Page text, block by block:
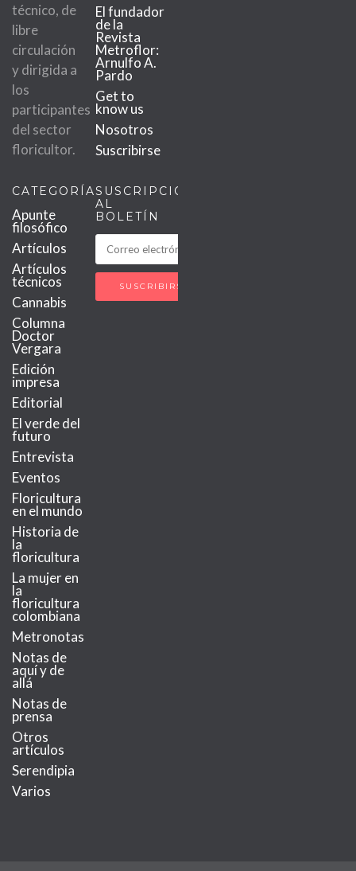
técnico, de
libre
circulación
y dirigida a
los
participantes
del sector
floricultor.
El fundador
de la
Revista
Metroflor:
Arnulfo A.
Pardo
Get to
know us
Nosotros
Suscribirse
CATEGORÍAS
Apunte
filosófico
Artículos
Artículos
técnicos
Cannabis
Columna
Doctor
Vergara
Edición
impresa
Editorial
El verde del
futuro
Entrevista
Eventos
Floricultura
en el mundo
Historia de
la
floricultura
La mujer en
la
floricultura
colombiana
Metronotas
Notas de
aquí y de
allá
Notas de
prensa
Otros
artículos
Serendipia
Varios
SUSCRIPCIÓN
AL
BOLETÍN